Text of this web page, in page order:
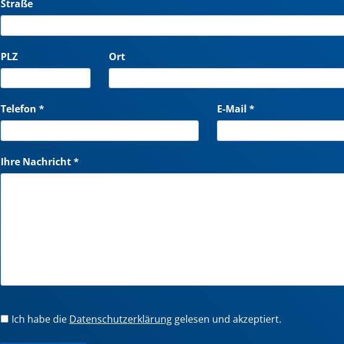
Straße
PLZ Ort
Telefon * E-Mail *
Ihre Nachricht *
Ich habe die Datenschutzerklärunggelesen und akzeptiert.